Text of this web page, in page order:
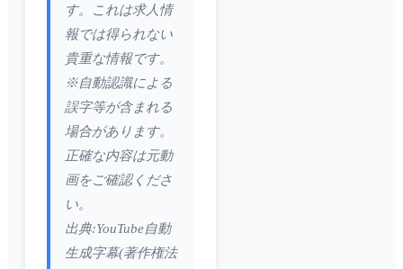
す。これは求人情
報では得られない
貴重な情報です。
※自動認識による
誤字等が含まれる
場合があります。
正確な内容は元動
画をご確認くださ
い。
出典:YouTube自動
生成字幕(著作権法